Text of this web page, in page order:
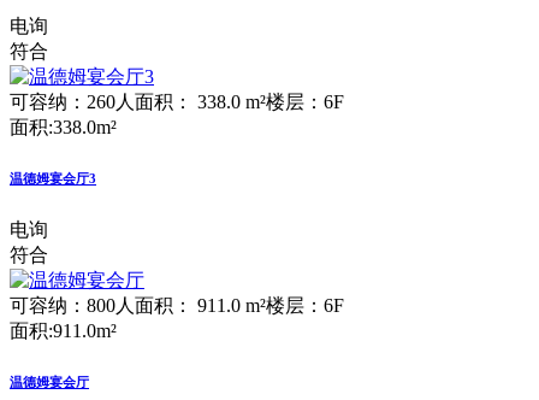
电询
符合
可容纳：260人 面积： 338.0 m²楼层：6F
面积:338.0m²
温德姆宴会厅3
电询
符合
可容纳：800人 面积： 911.0 m²楼层：6F
面积:911.0m²
温德姆宴会厅